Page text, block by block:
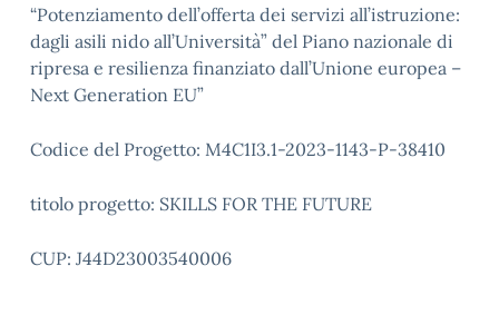
“Potenziamento dell’offerta dei servizi all’istruzione:
dagli asili nido all’Università” del Piano nazionale di
ripresa e resilienza finanziato dall’Unione europea –
Next Generation EU”
Codice del Progetto: M4C1I3.1-2023-1143-P-38410
titolo progetto: SKILLS FOR THE FUTURE
CUP: J44D23003540006